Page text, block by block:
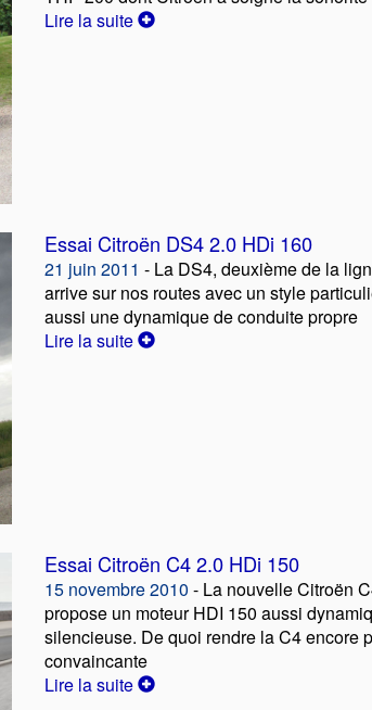
Lire la suite
Essai Citroën DS4 2.0 HDi 160
21 juin 2011 - La DS4, deuxième de la
arrive sur nos routes avec un style
aussi une dynamique de conduite propre
Lire la suite
Essai Citroën C4 2.0 HDi 150
15 novembre 2010 - La nouvelle Citroën
propose un moteur HDI 150 aussi
silencieuse. De quoi rendre la C4 encore
convaincante
Lire la suite